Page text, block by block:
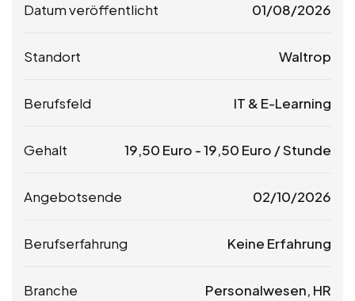
Datum veröffentlicht 01/08/2026
Standort Waltrop
Berufsfeld IT & E-Learning
Gehalt 19,50 Euro -19,50 Euro / Stunde
Angebotsende 02/10/2026
Berufserfahrung Keine Erfahrung
Branche Personalwesen, HR